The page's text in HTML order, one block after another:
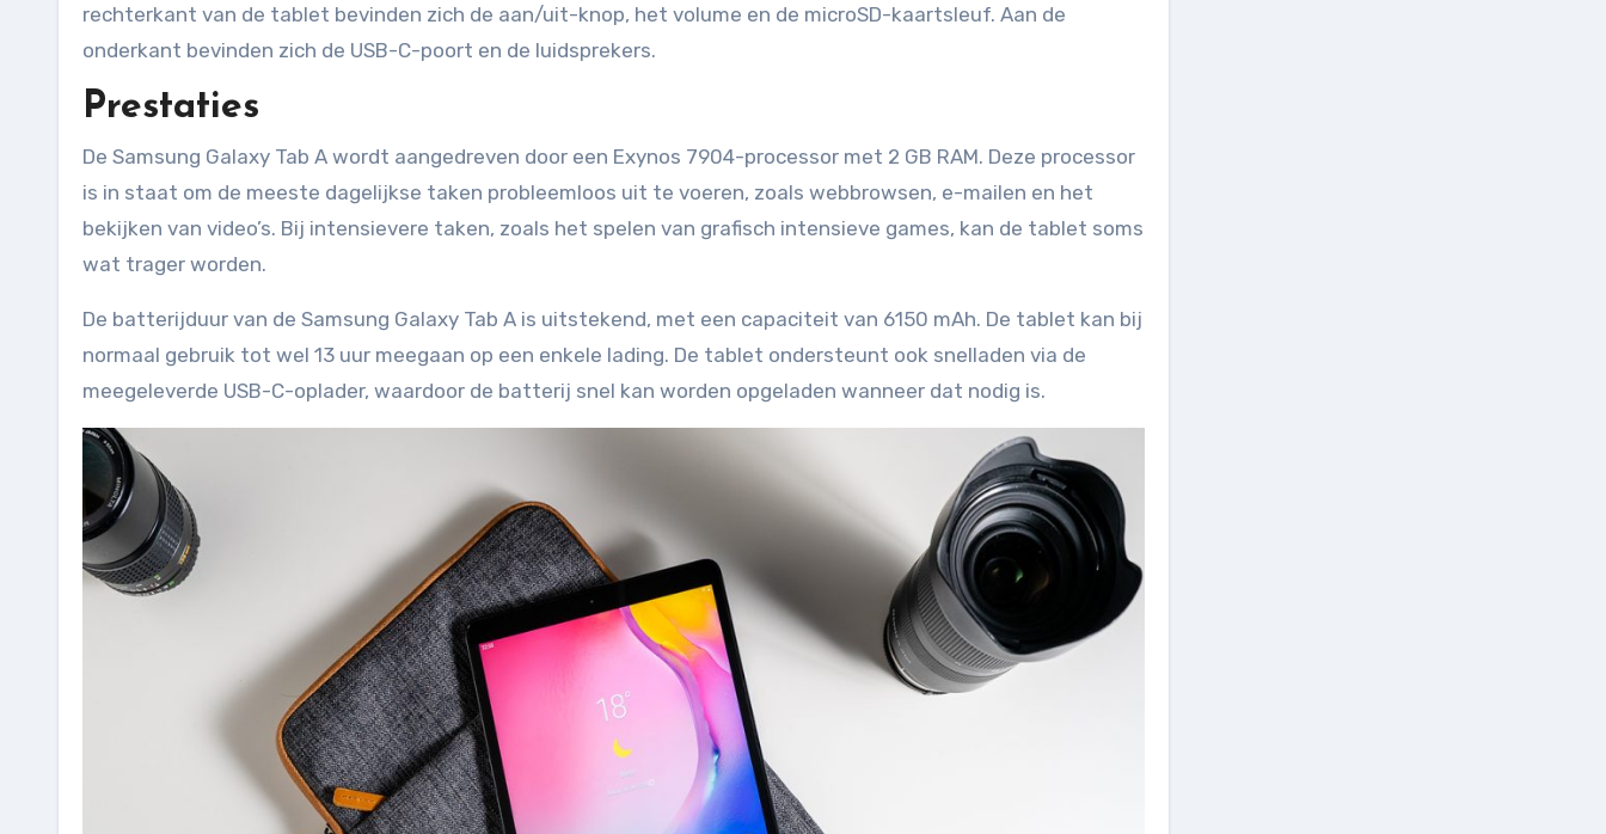
rechterkant van de tablet bevinden zich de aan/uit-knop, het volume en de microSD-kaartsleuf. Aan de
onderkant bevinden zich de USB-C-poort en de luidsprekers.
Prestaties
De Samsung Galaxy Tab A wordt aangedreven door een Exynos 7904-processor met 2 GB RAM. Deze processor
is in staat om de meeste dagelijkse taken probleemloos uit te voeren, zoals webbrowsen, e-mailen en het
bekijken van video’s. Bij intensievere taken, zoals het spelen van grafisch intensieve games, kan de tablet soms
wat trager worden.
De batterijduur van de Samsung Galaxy Tab A is uitstekend, met een capaciteit van 6150 mAh. De tablet kan bij
normaal gebruik tot wel 13 uur meegaan op een enkele lading. De tablet ondersteunt ook snelladen via de
meegeleverde USB-C-oplader, waardoor de batterij snel kan worden opgeladen wanneer dat nodig is.